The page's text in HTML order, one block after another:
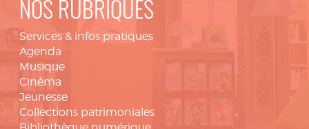
NOS RUBRIQUES
Services & infos pratiques
Agenda
Musique
Cinéma
Jeunesse
Collections patrimoniales